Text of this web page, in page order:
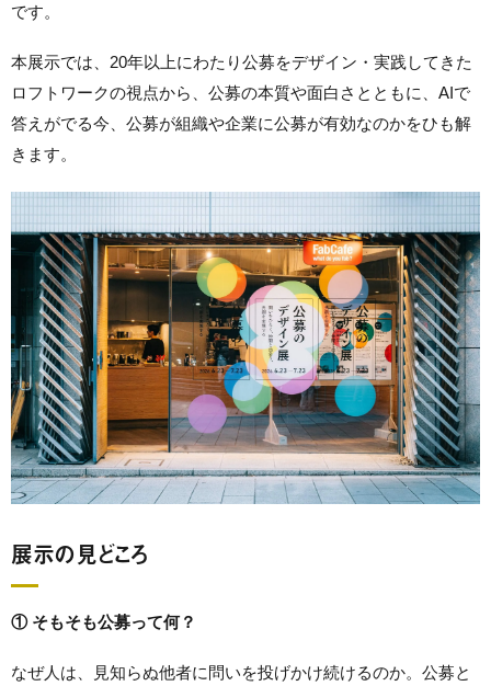
です。
本展示では、20年以上にわたり公募をデザイン・実践してきた
ロフトワークの視点から、公募の本質や面白さとともに、AIで
答えがでる今、公募が組織や企業に公募が有効なのかをひも解
きます。
展示の見どころ
① そもそも公募って何？
なぜ人は、見知らぬ他者に問いを投げかけ続けるのか。公募と